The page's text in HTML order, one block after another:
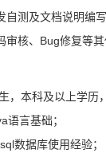
自测及文档说明编写
审核、Bug修复等其
，本科及以上学历
语言基础；
数据库使用经验；